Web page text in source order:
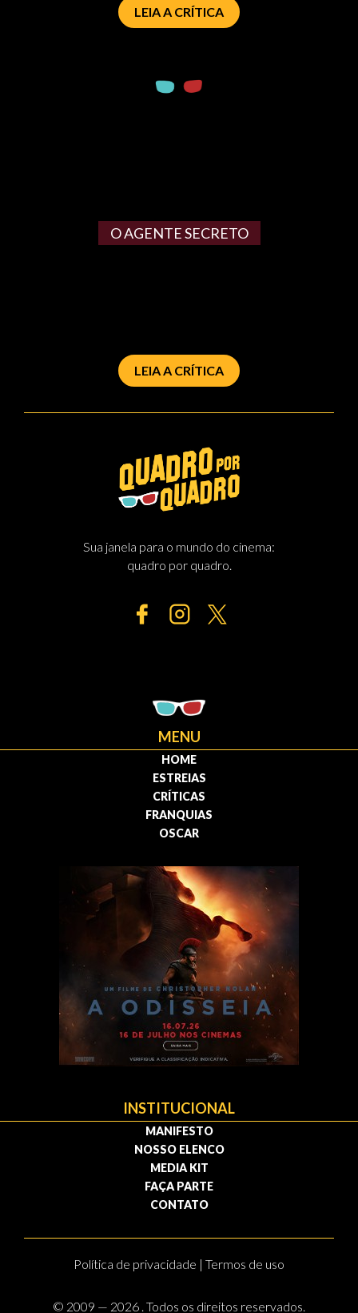
LEIA A CRÍTICA
O AGENTE SECRETO
LEIA A CRÍTICA
Sua janela para o mundo do cinema:
quadro por quadro.
MENU
HOME
ESTREIAS
CRÍTICAS
FRANQUIAS
OSCAR
INSTITUCIONAL
MANIFESTO
NOSSO ELENCO
MEDIA KIT
FAÇA PARTE
CONTATO
Política de privacidade | Termos de uso
© 2009 — 2026 . Todos os direitos reservados.